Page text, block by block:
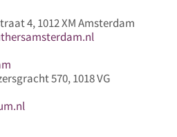
4, 1012 XM Amsterdam
570, 1018 VG